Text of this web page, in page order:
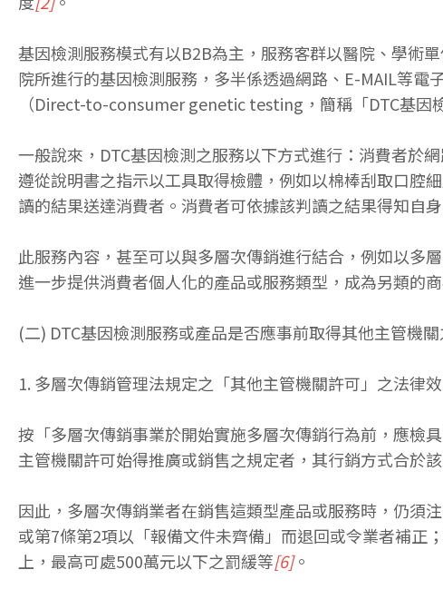
基因檢測服務模式有以B2B為主，服務客群以醫院、學術
院所進行的基因檢測服務，多半係透過網路、E-MAIL等
（Direct-to-consumer genetic testing，簡稱「DTC基因
一般說來，DTC基因檢測之服務以下方式進行：消費者於
遵從說明書之指示以工具取得檢體，例如以棉棒刮取口腔
讀的結果送達消費者。消費者可依據該判讀之結果得知自
此服務內容，甚至可以與多層次傳銷進行結合，例如以多
進一步提供消費者個人化的產品或服務類型，成為另類
(二) DTC基因檢測服務或產品是否應事前取得其他主管機
1. 多層次傳銷管理法規定之「其他主管機關許可」之法律
按「多層次傳銷事業於開始實施多層次傳銷行為前，應檢
主管機關許可始得推廣或銷售之規定者，其行銷方式合於
因此，多層次傳銷業者在銷售這類型產品或服務時，仍須
或第7條第2項以「報備文件未齊備」而退回或令業者補正
上，最高可處500萬元以下之罰緩等[6]。